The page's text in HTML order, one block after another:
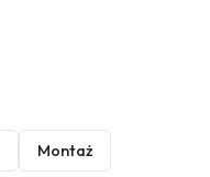
Montaż